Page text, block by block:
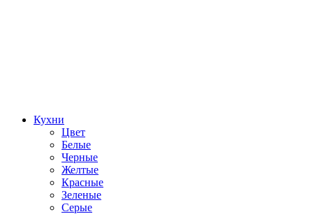
Кухни
Цвет
Белые
Черные
Желтые
Красные
Зеленые
Серые